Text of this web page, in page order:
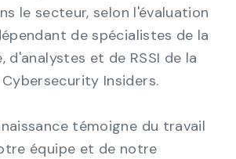
le secteur, selon l'évaluation
de spécialistes de la
d'analystes et de RSSI de la
Insiders.
témoigne du travail
équipe et de notre